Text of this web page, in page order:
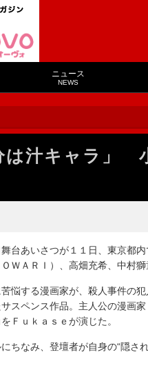
ニュース
NEWS
は汁キャラ」
台あいさつが１１日、東京都
ＡＲＩ）、高畑充希、中村獅
悩する漫画家が、殺人事件の
スペンス作品。主人公の漫画
Ｆｕｋａｓｅが演じた。
ちなみ、登壇者が自身の“隠さ